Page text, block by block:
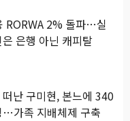
RORWA 2% 돌파…실
은행 아닌 캐피탈
떠난 구미현, 본느에 340
…가족 지배체제 구축